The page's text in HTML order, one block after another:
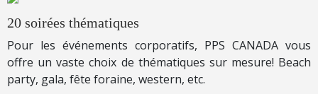
20 soirées thématiques
Pour les événements corporatifs, PPS CANADA vous
offre un vaste choix de thématiques sur mesure! Beach
party, gala, fête foraine, western, etc.